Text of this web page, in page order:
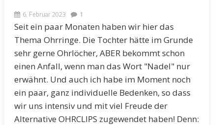
6. Februar 2023 1
Seit ein paar Monaten haben wir hier das
Thema Ohrringe. Die Tochter hätte im Grunde
sehr gerne Ohrlöcher, ABER bekommt schon
einen Anfall, wenn man das Wort "Nadel" nur
erwähnt. Und auch ich habe im Moment noch
ein paar, ganz individuelle Bedenken, so dass
wir uns intensiv und mit viel Freude der
Alternative OHRCLIPS zugewendet haben! Denn: